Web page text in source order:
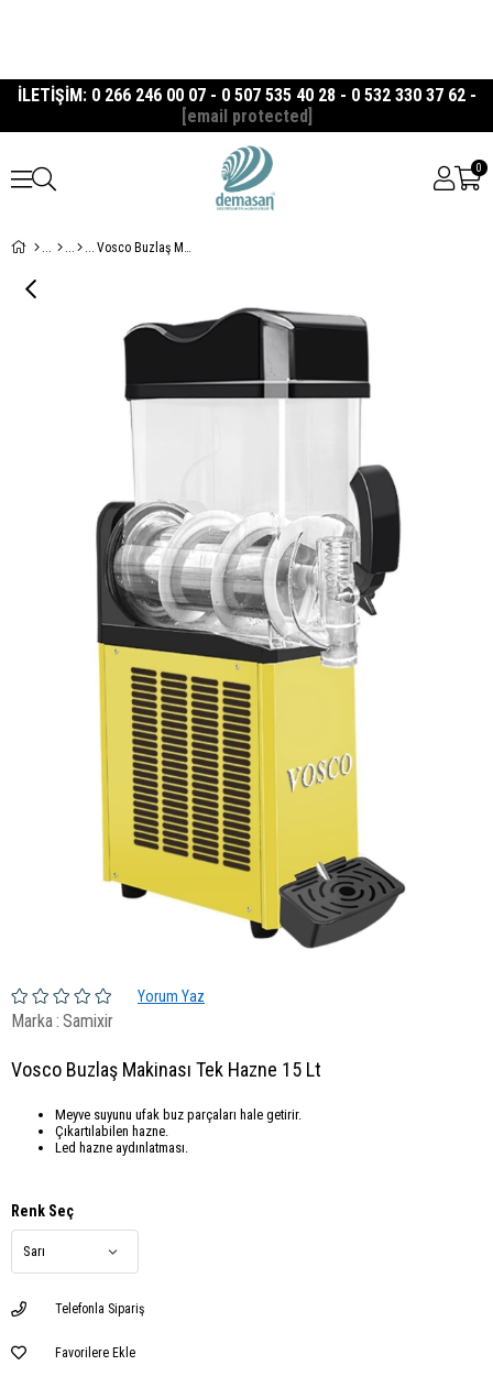
İLETİŞİM: 0 266 246 00 07 - 0 507 535 40 28 - 0 532 330 37 62 -
[email protected]
0
Vosco Buzlaş Makinası Tek Hazne 15 Lt
Yorum Yaz
Marka: Samixir
Vosco Buzlaş Makinası Tek Hazne 15 Lt
Meyve suyunu ufak buz parçaları hale getirir.
Çıkartılabilen hazne.
Led hazne aydınlatması.
Renk Seç
Telefonla Sipariş
Favorilere Ekle